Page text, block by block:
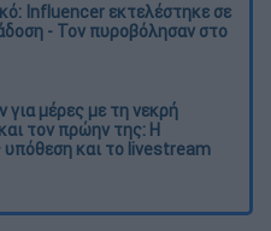
Influencer εκτελέστηκε σε
- Τον πυροβόλησαν στο
για μέρες με τη νεκρή
τον πρώην της: Η
και το livestream